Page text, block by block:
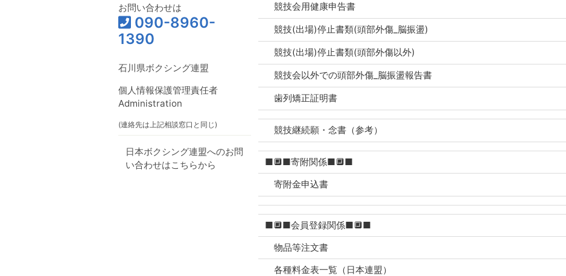
お問い合わせは
090-8960-
1390
石川県ボクシング連盟
個人情報保護管理責任者
Administration
(連絡先は上記相談窓口と同じ)
日本ボクシング連盟へのお問
い合わせはこちらから
競技会用健康申告書
競技(出場)停止書類(頭部外傷_脳振盪)
競技(出場)停止書類(頭部外傷以外)
競技会以外での頭部外傷_脳振盪報告書
歯列矯正証明書
競技継続願・念書（参考）
■🔲■寄附関係■🔲■
寄附金申込書
■🔲■会員登録関係■🔲■
物品等注文書
各種料金表一覧（日本連盟）